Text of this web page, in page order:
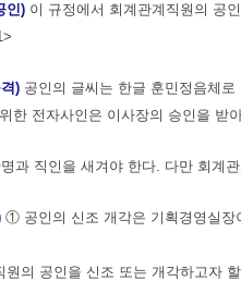
인) 이 규정에서 회계관계직원의 공
) 공인의 글씨는 한글 훈민정음체
한 전자사인은 이사장의 승인을 받
과 직인을 새겨야 한다. 다만 회계
① 공인의 신조 개각은 기획경영실장
의 공인을 신조 또는 개각하고자